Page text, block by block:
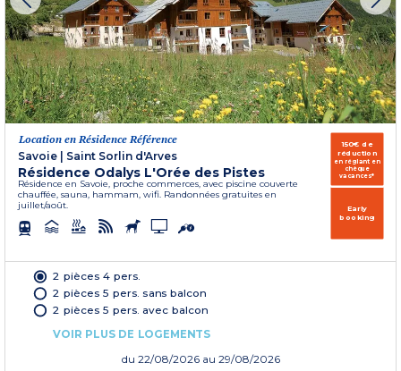
Location en Résidence Référence
Savoie
Saint Sorlin d'Arves
Résidence Odalys L'Orée des Pistes
Résidence en Savoie, proche commerces, avec piscine couverte
chauffée, sauna, hammam, wifi. Randonnées gratuites en
juillet/août.
150€ de
réduction
en réglant en
chèque
vacances*
Early
booking
2 pièces 4 pers.
2 pièces 5 pers. sans balcon
2 pièces 5 pers. avec balcon
VOIR PLUS DE LOGEMENTS
du 22/08/2026 au 29/08/2026